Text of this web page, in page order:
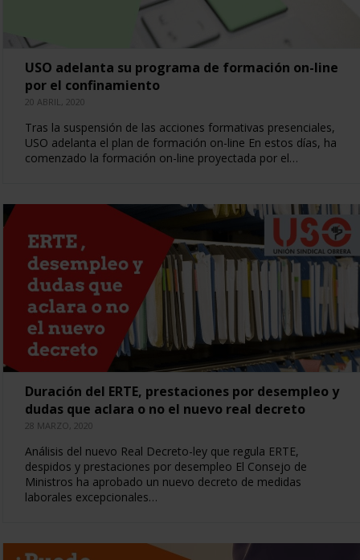
USO adelanta su programa de formación on-line
por el confinamiento
20 ABRIL, 2020
Tras la suspensión de las acciones formativas presenciales,
USO adelanta el plan de formación on-line En estos días, ha
comenzado la formación on-line proyectada por el…
Duración del ERTE, prestaciones por desempleo y
dudas que aclara o no el nuevo real decreto
28 MARZO, 2020
Análisis del nuevo Real Decreto-ley que regula ERTE,
despidos y prestaciones por desempleo El Consejo de
Ministros ha aprobado un nuevo decreto de medidas
laborales excepcionales…